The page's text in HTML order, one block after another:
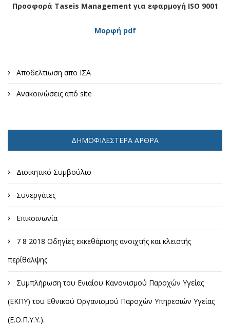
Προσφορά Taseis Management για εφαρμογή ISO 9001
Μορφή pdf
Αποδελτιωση απο ΙΣΑ
Ανακοινώσεις από site
ΔΗΜΟΦΙΛΈΣΤΕΡΑ ΆΡΘΡΑ
Διοικητικό Συμβούλιο
Συνεργάτες
Επικοινωνία
7 8 2018 Οδηγίες εκκεθάρισης ανοιχτής και κλειστής
περίθαλψης
Συμπλήρωση του Ενιαίου Κανονισμού Παροχών Υγείας
(ΕΚΠΥ) του Εθνικού Οργανισμού Παροχών Υπηρεσιών Υγείας
(Ε.Ο.Π.Υ.Υ.).